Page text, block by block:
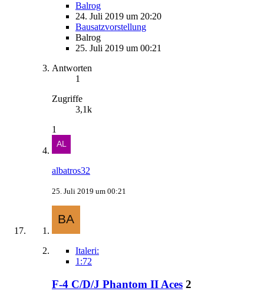
Balrog
24. Juli 2019 um 20:20
Bausatzvorstellung
Balrog
25. Juli 2019 um 00:21
Antworten
1
Zugriffe
3,1k
1
albatros32
25. Juli 2019 um 00:21
Italeri:
1:72
F-4 C/D/J Phantom II Aces 2